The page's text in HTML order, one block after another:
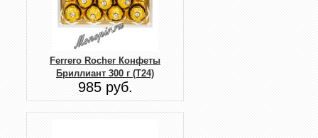
Ferrero Rocher Конфеты
Бриллиант 300 г (T24)
985 руб.